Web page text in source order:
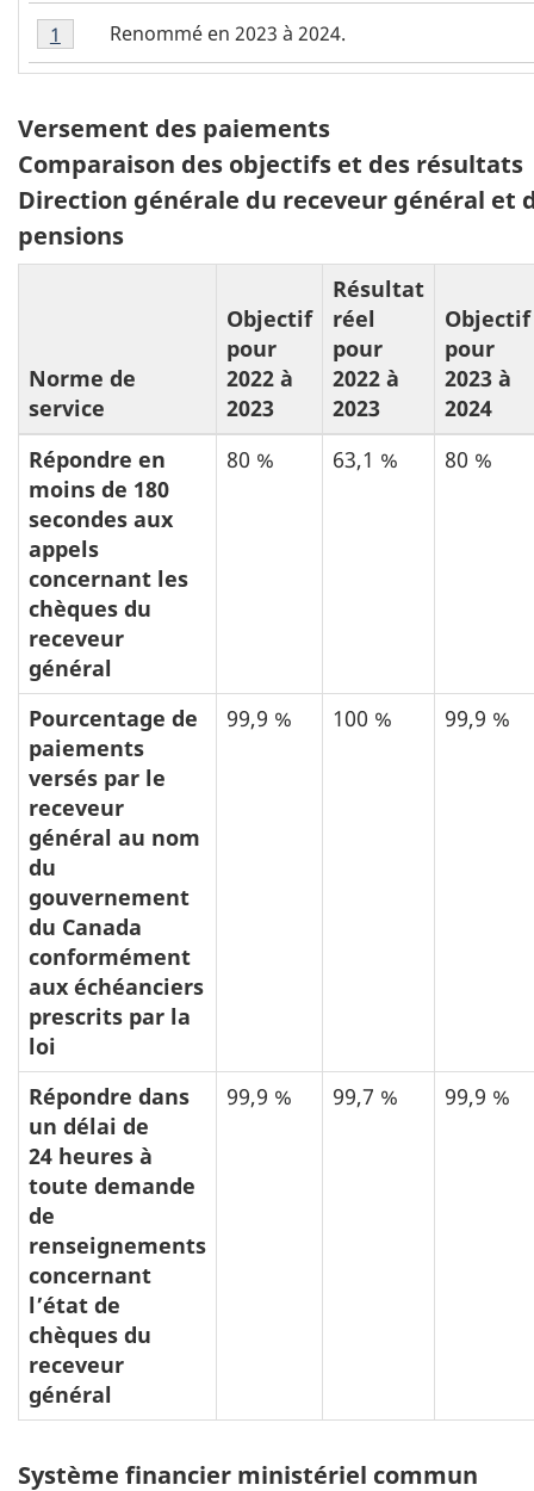
N
o
e
d
u
t
e
a
u
6
Note
1
du
6
Renommé en 2023 à 2024.
Retour au tableau 6 note
1 referrer
Tableau
7:
Versement des paiements
Comparaison des objectifs et des résultats
Direction générale du receveur général et
pensions
Norme de
service
Objectif
pour
2022 à
2023
Résultat
réel
pour
2022 à
2023
Objectif
pour
2023 à
2024
Répondre en
moins de 180
secondes aux
appels
concernant les
chèques du
receveur
général
80 % 63,1 % 80 %
Pourcentage de
paiements
versés par le
receveur
général au nom
du
gouvernement
du Canada
conformément
aux échéanciers
prescrits par la
loi
99,9 % 100 % 99,9 %
Répondre dans
un délai de
24 heures à
toute demande
de
renseignements
concernant
l’état de
chèques du
receveur
général
99,9 % 99,7 % 99,9 %
Tableau
Système financier ministériel commun